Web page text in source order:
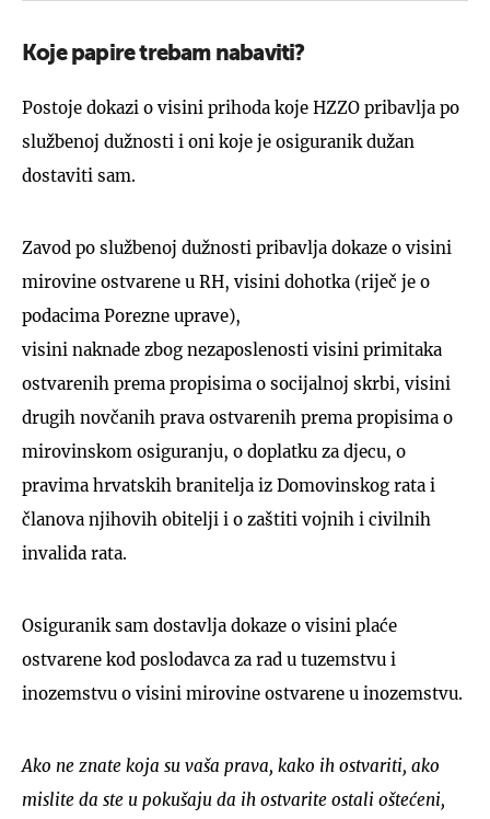
Koje papire trebam nabaviti?
Postoje dokazi o visini prihoda koje HZZO pribavlja po
službenoj dužnosti i oni koje je osiguranik dužan
dostaviti sam.
Zavod po službenoj dužnosti pribavlja dokaze o visini
mirovine ostvarene u RH, visini dohotka (riječ je o
podacima Porezne uprave),
visini naknade zbog nezaposlenosti visini primitaka
ostvarenih prema propisima o socijalnoj skrbi, visini
drugih novčanih prava ostvarenih prema propisima o
mirovinskom osiguranju, o doplatku za djecu, o
pravima hrvatskih branitelja iz Domovinskog rata i
članova njihovih obitelji i o zaštiti vojnih i civilnih
invalida rata.
Osiguranik sam dostavlja dokaze o visini plaće
ostvarene kod poslodavca za rad u tuzemstvu i
inozemstvu o visini mirovine ostvarene u inozemstvu.
Ako ne znate koja su vaša prava, kako ih ostvariti, ako
mislite da ste u pokušaju da ih ostvarite ostali oštećeni,